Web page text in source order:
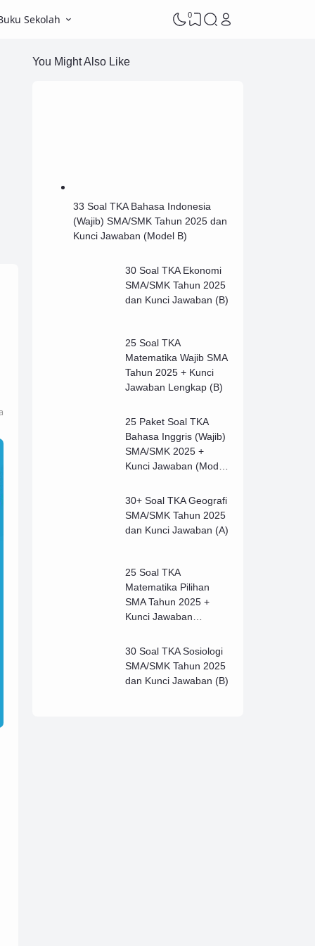
Sekolah 0
You Might Also Like
33 Soal TKA Bahasa Indonesia
(Wajib) SMA/SMK Tahun 2025 dan
Kunci Jawaban (Model B)
30 Soal TKA Ekonomi
SMA/SMK Tahun 2025
dan Kunci Jawaban (B)
25 Soal TKA
Matematika Wajib SMA
Tahun 2025 + Kunci
Jawaban Lengkap (B)
25 Paket Soal TKA
Bahasa Inggris (Wajib)
SMA/SMK 2025 +
Kunci Jawaban (Model
30+ Soal TKA Geografi
SMA/SMK Tahun 2025
dan Kunci Jawaban (A)
25 Soal TKA
Matematika Pilihan
SMA Tahun 2025 +
Kunci Jawaban
30 Soal TKA Sosiologi
SMA/SMK Tahun 2025
dan Kunci Jawaban (B)